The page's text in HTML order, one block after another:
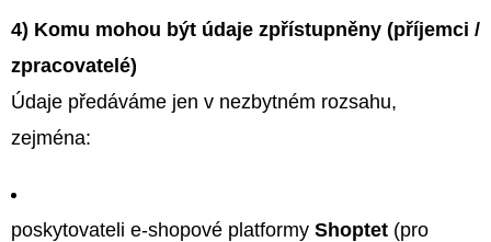
4) Komu mohou být údaje zpřístupněny (příjemci /
zpracovatelé)
Údaje předáváme jen v nezbytném rozsahu,
zejména:
poskytovateli e-shopové platformy Shoptet (pro